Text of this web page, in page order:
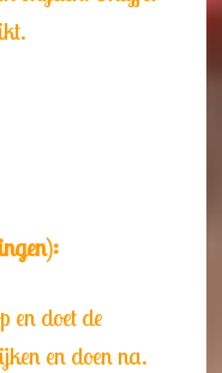
en doet de
en doen na.